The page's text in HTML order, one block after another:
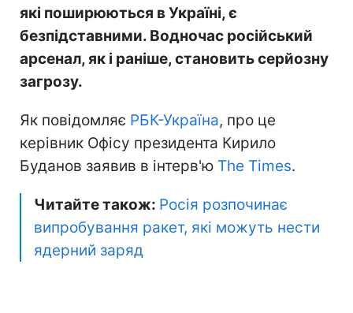
які поширюються в Україні, є
безпідставними. Водночас російський
арсенал, як і раніше, становить серйозну
загрозу.
Як повідомляє РБК-Україна, про це
керівник Офісу президента Кирило
Буданов заявив в інтерв'ю The Times.
Читайте також: Росія розпочинає
випробування ракет, які можуть нести
ядерний заряд